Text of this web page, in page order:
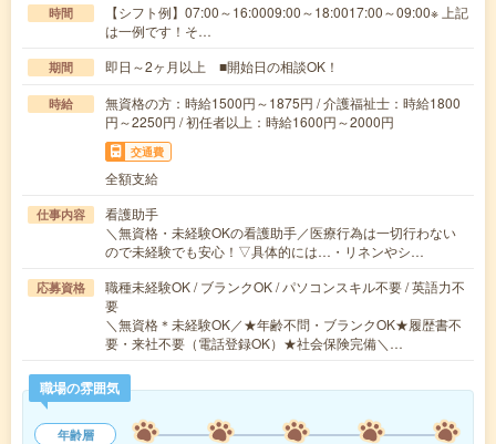
時間
【シフト例】07:00～16:0009:00～18:0017:00～09:00※ 上記
は一例です！そ…
期間 即日～2ヶ月以上 ■開始日の相談OK！
時給
無資格の方：時給1500円～1875円 / 介護福祉士：時給1800
円～2250円 / 初任者以上：時給1600円～2000円
交通費
全額支給
仕事内容
看護助手
＼無資格・未経験OKの看護助手／医療行為は一切行わない
ので未経験でも安心！▽具体的には…・リネンやシ…
応募資格
職種未経験OK / ブランクOK / パソコンスキル不要 / 英語力不
要
＼無資格＊未経験OK／★年齢不問・ブランクOK★履歴書不
要・来社不要（電話登録OK）★社会保険完備＼…
職場の雰囲気
年齢層